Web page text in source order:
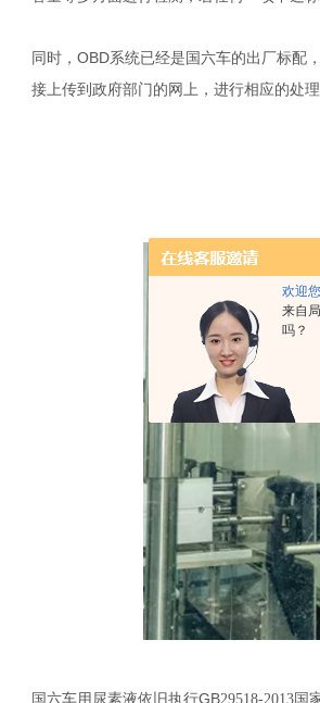
欢迎您
来自
吗？
同时， OBD系统已经是国六车的出厂标配
接上传到政府部门的网上，进行相应的处理
国六车用尿素液依旧执行GB29518-2013国